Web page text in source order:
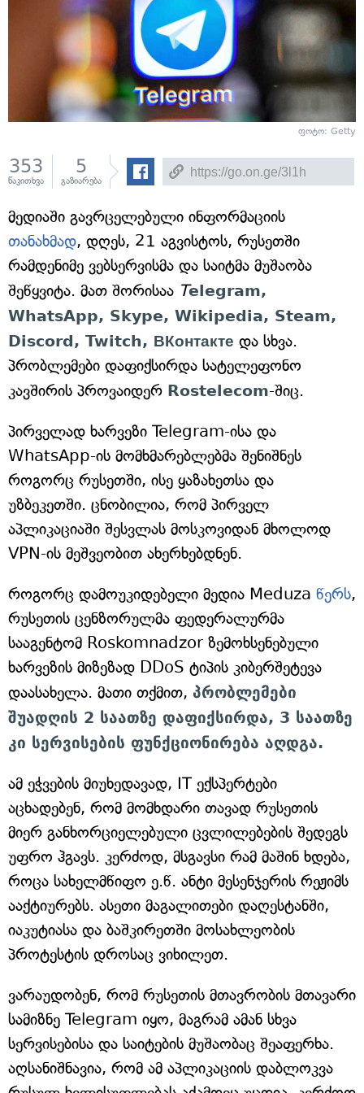
ფოტო: Getty
353
წაკითხვა
5
გაზიარება
მედიაში გავრცელებული ინფორმაციის
თანახმად, დღეს, 21 აგვისტოს, რუსეთში
რამდენიმე ვებსერვისმა და საიტმა მუშაობა
შეწყვიტა. მათ შორისაა Telegram,
WhatsApp, Skype, Wikipedia, Steam,
Discord, Twitch, ВКонтакте და სხვა.
პრობლემები დაფიქსირდა სატელეფონო
კავშირის პროვაიდერ Rostelecom-შიც.
პირველად ხარვეზი Telegram-ისა და
WhatsApp-ის მომხმარებლებმა შენიშნეს
როგორც რუსეთში, ისე ყაზახეთსა და
უზბეკეთში. ცნობილია, რომ პირველ
აპლიკაციაში შესვლას მოსკოვიდან მხოლოდ
VPN-ის მეშვეობით ახერხებდნენ.
როგორც დამოუკიდებელი მედია Meduza წერს,
რუსეთის ცენზორულმა ფედერალურმა
სააგენტომ Roskomnadzor ზემოხსენებული
ხარვეზის მიზეზად DDoS ტიპის კიბერშეტევა
დაასახელა. მათი თქმით, პრობლემები
შუადღის 2 საათზე დაფიქსირდა, 3 საათზე
კი სერვისების ფუნქციონირება აღდგა.
ამ ეჭვების მიუხედავად, IT ექსპერტები
აცხადებენ, რომ მომხდარი თავად რუსეთის
მიერ განხორციელებული ცვლილებების შედეგს
უფრო ჰგავს. კერძოდ, მსგავსი რამ მაშინ ხდება,
როცა სახელმწიფო ე.წ. ანტი მესენჯერის რეჟიმს
ააქტიურებს. ასეთი მაგალითები დაღესტანში,
იაკუტიასა და ბაშკირეთში მოსახლეობის
პროტესტის დროსაც ვიხილეთ.
ვარაუდობენ, რომ რუსეთის მთავრობის მთავარი
სამიზნე Telegram იყო, მაგრამ ამან სხვა
სერვისებისა და საიტების მუშაობაც შეაფერხა.
აღსანიშნავია, რომ ამ აპლიკაციის დაბლოკვა